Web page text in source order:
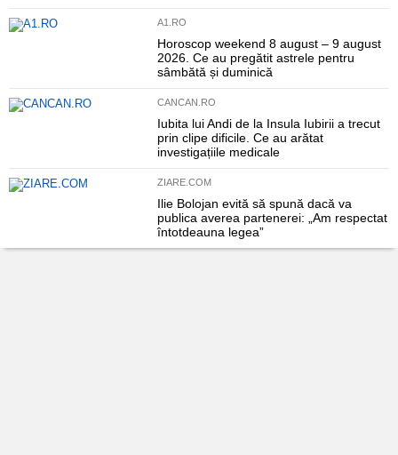
A1.RO
Horoscop weekend 8 august – 9 august
2026. Ce au pregătit astrele pentru
sâmbătă și duminică
CANCAN.RO
Iubita lui Andi de la Insula Iubirii a trecut
prin clipe dificile. Ce au arătat
investigațiile medicale
ZIARE.COM
Ilie Bolojan evită să spună dacă va
publica averea partenerei: „Am respectat
întotdeauna legea”